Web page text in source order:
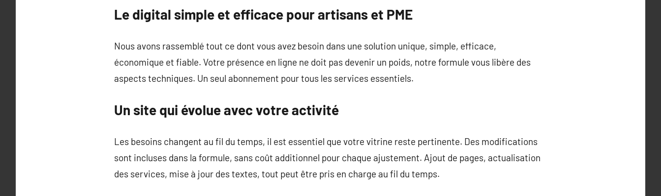
Le digital simple et efficace pour artisans et PME
Nous avons rassemblé tout ce dont vous avez besoin dans une solution unique, simple, efficace,
économique et fiable. Votre présence en ligne ne doit pas devenir un poids, notre formule vous libère des
aspects techniques. Un seul abonnement pour tous les services essentiels.
Un site qui évolue avec votre activité
Les besoins changent au fil du temps, il est essentiel que votre vitrine reste pertinente. Des modifications
sont incluses dans la formule, sans coût additionnel pour chaque ajustement. Ajout de pages, actualisation
des services, mise à jour des textes, tout peut être pris en charge au fil du temps.